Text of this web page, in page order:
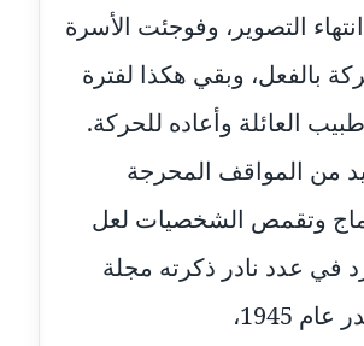
عبد الحميد ابراهيم
عبد الرحمن محمد
عبد الكريم موسى
عبد الوهاب بدر
التصوير، وفوجئت الأسرة
بالفعل، وبقي هكذا لفترة
العائلة وأعاده للحركة.
من المواقف المحرجة
وتقمص الشخصيات لعل
في عدد نادر ذكرته مجلة
1945،